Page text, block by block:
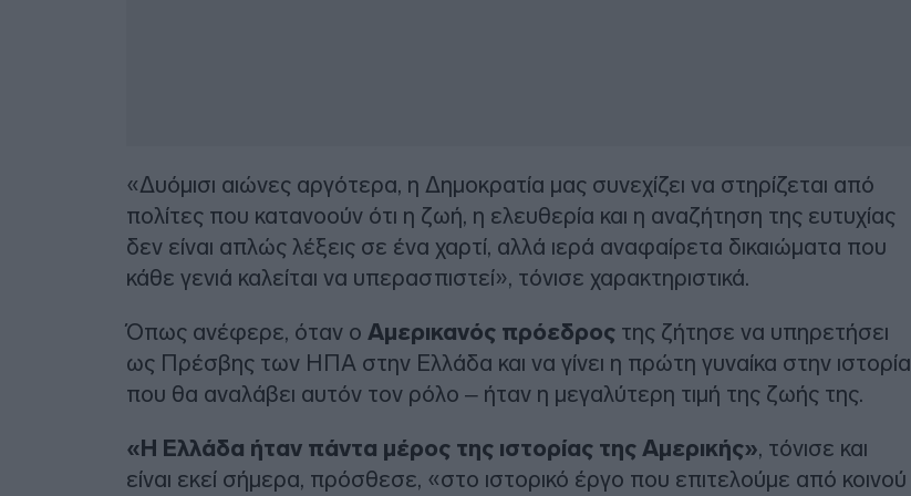
«Δυόμισι αιώνες αργότερα, η Δημοκρατία μας συνεχίζει να στηρίζεται από
πολίτες που κατανοούν ότι η ζωή, η ελευθερία και η αναζήτηση της ευτυχίας
δεν είναι απλώς λέξεις σε ένα χαρτί, αλλά ιερά αναφαίρετα δικαιώματα που
κάθε γενιά καλείται να υπερασπιστεί», τόνισε χαρακτηριστικά.
Όπως ανέφερε, όταν ο Αμερικανός πρόεδρος της ζήτησε να υπηρετήσει
ως Πρέσβης των ΗΠΑ στην Ελλάδα και να γίνει η πρώτη γυναίκα στην ιστορία
που θα αναλάβει αυτόν τον ρόλο – ήταν η μεγαλύτερη τιμή της ζωής της.
«Η Ελλάδα ήταν πάντα μέρος της ιστορίας της Αμερικής», τόνισε και
είναι εκεί σήμερα, πρόσθεσε, «στο ιστορικό έργο που επιτελούμε από κοινού